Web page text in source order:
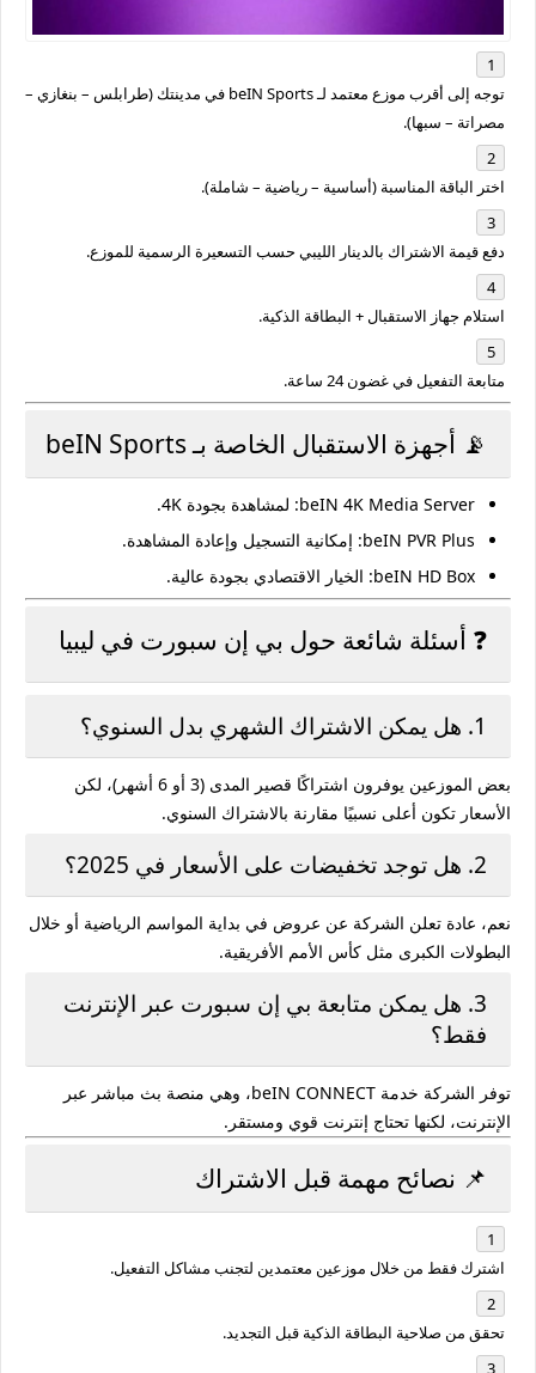
توجه إلى أقرب موزع معتمد لـbeIN Sports في مدينتك (طرابلس – بنغازي –
مصراتة – سبها).
اختر الباقة المناسبة (أساسية – رياضية – شاملة).
دفع قيمة الاشتراك بالدينار الليبي حسب التسعيرة الرسمية للموزع.
استلام جهاز الاستقبال + البطاقة الذكية.
متابعة التفعيل في غضون 24 ساعة.
📡 أجهزة الاستقبال الخاصة بـ beIN Sports
beIN 4K Media Server: لمشاهدة بجودة 4K.
beIN PVR Plus: إمكانية التسجيل وإعادة المشاهدة.
beIN HD Box: الخيار الاقتصادي بجودة عالية.
❓ أسئلة شائعة حول بي إن سبورت في ليبيا
1. هل يمكن الاشتراك الشهري بدل السنوي؟
بعض الموزعين يوفرون اشتراكًا قصير المدى (3 أو 6 أشهر)، لكن
الأسعار تكون أعلى نسبيًا مقارنة بالاشتراك السنوي.
2. هل توجد تخفيضات على الأسعار في 2025؟
نعم، عادة تعلن الشركة عن عروض في بداية المواسم الرياضية أو خلال
البطولات الكبرى مثل كأس الأمم الأفريقية.
3. هل يمكن متابعة بي إن سبورت عبر الإنترنت
فقط؟
توفر الشركة خدمة beIN CONNECT، وهي منصة بث مباشر عبر
الإنترنت، لكنها تحتاج إنترنت قوي ومستقر.
📌 نصائح مهمة قبل الاشتراك
اشترك فقط من خلال موزعين معتمدين لتجنب مشاكل التفعيل.
تحقق من صلاحية البطاقة الذكية قبل التجديد.